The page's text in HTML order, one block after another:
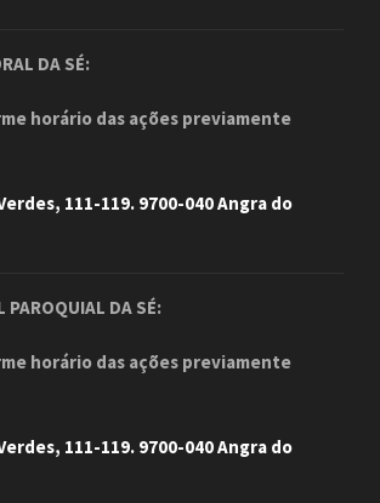
DA SÉ:
horário das ações previamente
111-119. 9700-040 Angra do
PAROQUIAL DA SÉ:
horário das ações previamente
111-119. 9700-040 Angra do